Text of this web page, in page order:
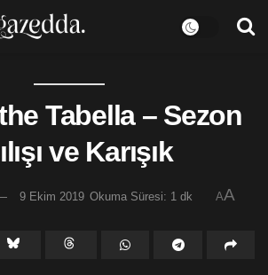
Tabella – Sezon
ve Karışık
9 Ekim 2019 Okuma Süresi: 1 dk AA